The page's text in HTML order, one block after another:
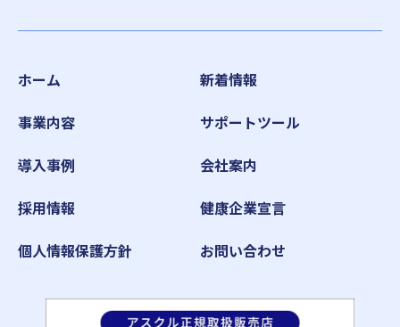
ホーム
新着情報
事業内容
サポートツール
導入事例
会社案内
採用情報
健康企業宣言
個人情報保護方針
お問い合わせ